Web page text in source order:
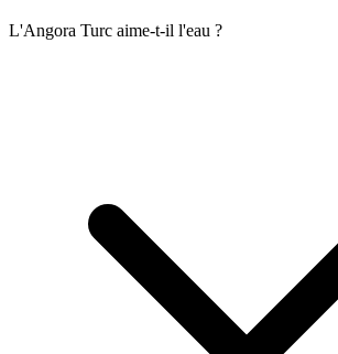
L'Angora Turc aime-t-il l'eau ?